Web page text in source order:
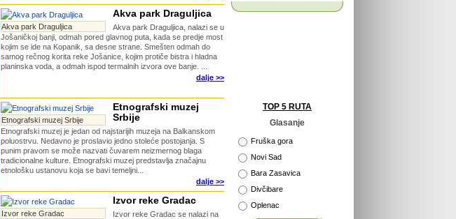
Akva park Draguljica
Akva park Draguljica
Akva park Draguljica, nalazi se u
Jošaničkoj banji, odmah pored glavnog puta, kada se predje most
kojim se ide na Kopanik, sa desne strane. Smešten odmah do
samog rečnog korita reke Jošanice, kojim protiče bistra i hladna
planinska voda, a odmah ispod termalnih izvora ove banje. ...
dalje >>
Etnografski muzej Srbije
Etnografski muzej
Srbije
Etnografski muzej je jedan od najstarijih muzeja na Balkanskom
poluostrvu. Nedavno je proslavio jedno stoleće postojanja. S
punim pravom se može nazvati čuvarem neizmernog blaga
tradicionalne kulture. Etnografski muzej predstavlja značajnu
etnološku ustanovu koja se bavi temeljni...
dalje >>
Izvor reke Gradac
Izvor reke Gradac
Izvor reke Gradac se nalazi na
Počinje obnova tvrđave
TOP 5 RUTA
Glasanje
Fruška gora
Novi Sad
Bara Zasavica
Divčibare
Oplenac